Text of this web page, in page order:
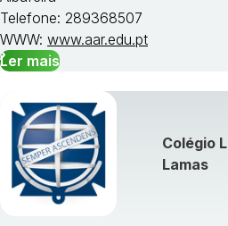
Telefone: 289368507
WWW: www.aar.edu.pt
Ler mais
Colégio
Lamas